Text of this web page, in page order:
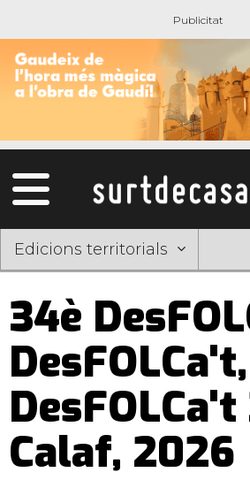
Edicions territorials
34è
DesFOLCa't,
Calaf, 2026